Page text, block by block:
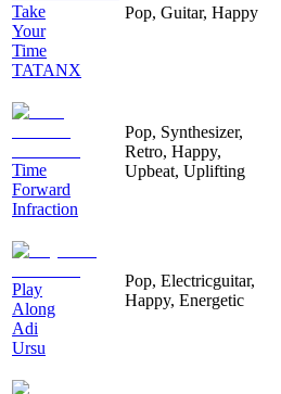
Take
Your
Time
TATANX
Pop, Guitar, Happy
Time
Forward
Infraction
Pop, Synthesizer,
Retro, Happy,
Upbeat, Uplifting
Play
Along
Adi
Ursu
Pop, Electricguitar,
Happy, Energetic